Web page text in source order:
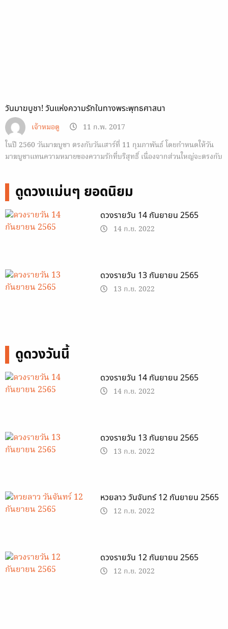
วันมาฆบูชา! วันแห่งความรักในทางพระพุทธศาสนา
เจ้าหมอดู
11 ก.พ. 2017
ในปี 2560 วันมาฆบูชา ตรงกับวันเสาร์ที่ 11 กุมภาพันธ์ โดยกำหนดให้วัน
มาฆบูชาแทนความหมายของความรักที่บริสุทธิ์ เนื่องจากส่วนใหญ่จะตรงกับ
ดูดวงแม่นๆ ยอดนิยม
ดวงรายวัน 14 กันยายน 2565
14 ก.ย. 2022
ดวงรายวัน 13 กันยายน 2565
13 ก.ย. 2022
ดูดวงวันนี้
ดวงรายวัน 14 กันยายน 2565
14 ก.ย. 2022
ดวงรายวัน 13 กันยายน 2565
13 ก.ย. 2022
หวยลาว วันจันทร์ 12 กันยายน 2565
12 ก.ย. 2022
ดวงรายวัน 12 กันยายน 2565
12 ก.ย. 2022